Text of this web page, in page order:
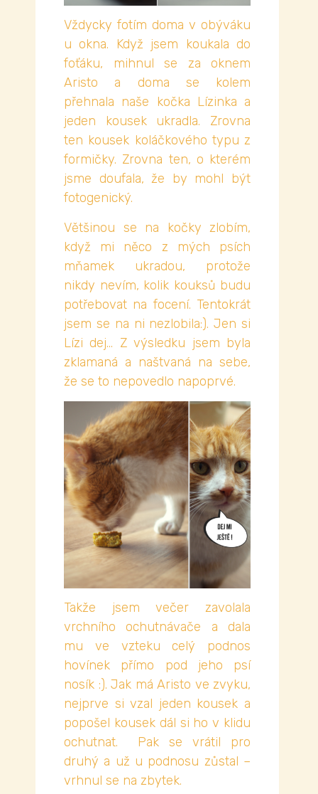
Vždycky fotím doma v obýváku
u okna. Když jsem koukala do
foťáku, mihnul se za oknem
Aristo a doma se kolem
přehnala naše kočka Lízinka a
jeden kousek ukradla. Zrovna
ten kousek koláčkového typu z
formičky. Zrovna ten, o kterém
jsme doufala, že by mohl být
fotogenický.
Většinou se na kočky zlobím,
když mi něco z mých psích
mňamek ukradou, protože
nikdy nevím, kolik kouksů budu
potřebovat na focení. Tentokrát
jsem se na ni nezlobila:). Jen si
Lízi dej… Z výsledku jsem byla
zklamaná a naštvaná na sebe,
že se to nepovedlo napoprvé.
Takže jsem večer zavolala
vrchního ochutnávače a dala
mu ve vzteku celý podnos
hovínek přímo pod jeho psí
nosík :). Jak má Aristo ve zvyku,
nejprve si vzal jeden kousek a
popošel kousek dál si ho v klidu
ochutnat. Pak se vrátil pro
druhý a už u podnosu zůstal –
vrhnul se na zbytek.